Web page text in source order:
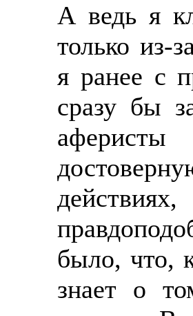
А ведь я
только из-
я ранее с
сразу бы
было, что,
знает о